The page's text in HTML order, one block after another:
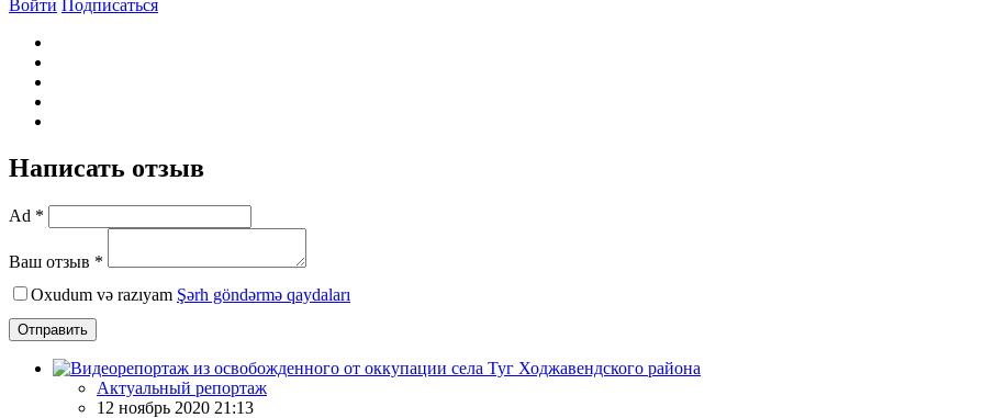
Войти Подписаться
Написать отзыв
Ad *
Ваш отзыв *
Oxudum və razıyam Şərh göndərmə qaydaları
Отправить
Актуальный репортаж
12 ноябрь 2020 21:13